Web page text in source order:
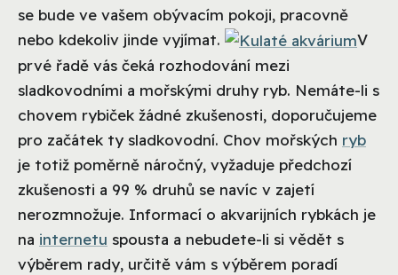
se bude ve vašem obývacím pokoji, pracovně
nebo kdekoliv jinde vyjímat.
V
prvé řadě vás čeká rozhodování mezi
sladkovodními a mořskými druhy ryb. Nemáte-li s
chovem rybiček žádné zkušenosti, doporučujeme
pro začátek ty sladkovodní. Chov mořských ryb
je totiž poměrně náročný, vyžaduje předchozí
zkušenosti a 99 % druhů se navíc v zajetí
nerozmnožuje. Informací o akvarijních rybkách je
na internetu spousta a nebudete-li si vědět s
výběrem rady, určitě vám s výběrem poradí